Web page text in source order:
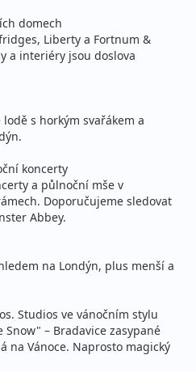
domech
Liberty a Fortnum &
a interiéry jsou doslova
s horkým svařákem a
koncerty
a půlnoční mše v
Doporučujeme sledovat
Abbey.
na Londýn, plus menší a
Studios ve vánočním stylu
– Bradavice zasypané
na Vánoce. Naprosto magický